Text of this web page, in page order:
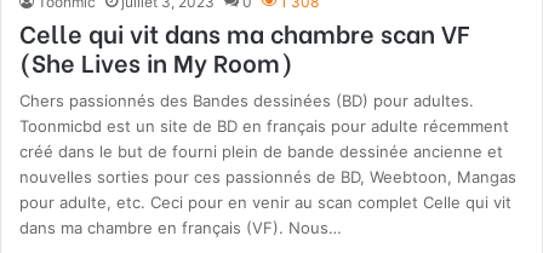
Celle qui vit dans ma chambre scan VF
(She Lives in My Room)
Chers passionnés des Bandes dessinées (BD) pour adultes.
Toonmicbd est un site de BD en français pour adulte récemment
créé dans le but de fourni plein de bande dessinée ancienne et
nouvelles sorties pour ces passionnés de BD, Weebtoon, Mangas
pour adulte, etc. Ceci pour en venir au scan complet Celle qui vit
dans ma chambre en français (VF). Nous…